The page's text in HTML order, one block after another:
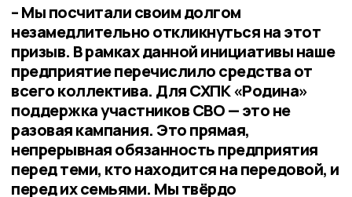
– Мы посчитали своим долгом
незамедлительно откликнуться на этот
призыв. В рамках данной инициативы наше
предприятие перечислило средства от
всего коллектива. Для СХПК «Родина»
поддержка участников СВО — это не
разовая кампания. Это прямая,
непрерывная обязанность предприятия
перед теми, кто находится на передовой, и
перед их семьями. Мы твёрдо